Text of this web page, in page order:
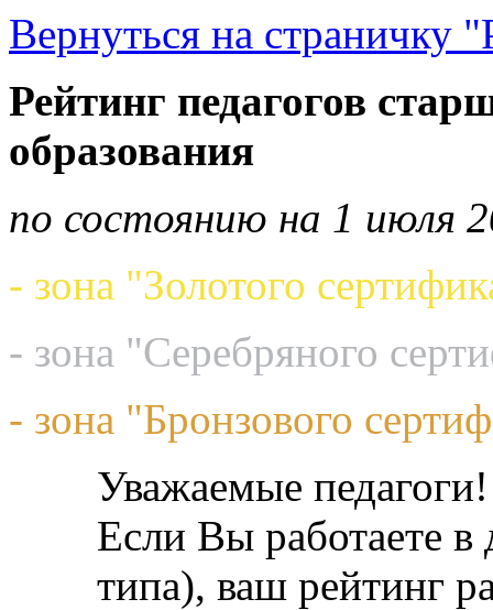
Вернуться на страничку
Рейтинг педагогов
образования
по состоянию на 1 июля
- зона "Золотого
- зона "Серебряного
- зона "Бронзового
Уважаемые педагоги!
Если Вы работаете
типа), ваш рейтинг